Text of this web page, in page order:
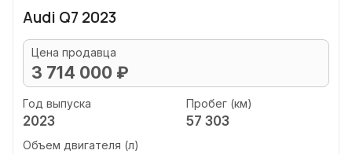
Audi Q7 2023
Цена продавца
3 714 000 ₽
Год выпуска
2023
Пробег (км)
57 303
Объем двигателя (л)